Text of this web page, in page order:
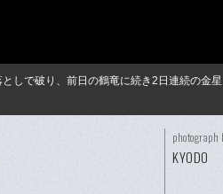
しで破り、前日の鶴竜に続き2日連続の金
photograph
KYODO